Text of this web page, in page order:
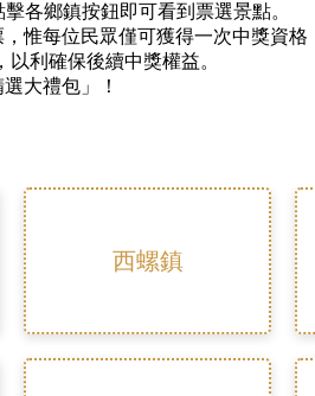
各鄉鎮按鈕即可看到票選景點。
惟每位民眾僅可獲得一次中獎資格
利確保後續中獎權益。
大禮包」！
西螺鎮